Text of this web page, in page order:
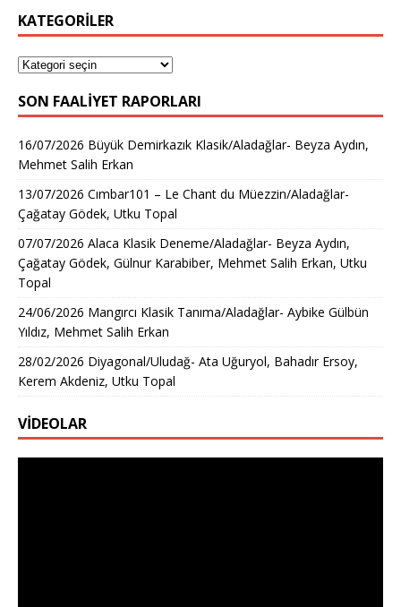
KATEGORİLER
SON FAALIYET RAPORLARI
16/07/2026 Büyük Demirkazık Klasik/Aladağlar- Beyza Aydın,
Mehmet Salih Erkan
13/07/2026 Cımbar101 – Le Chant du Müezzin/Aladağlar-
Çağatay Gödek, Utku Topal
07/07/2026 Alaca Klasik Deneme/Aladağlar- Beyza Aydın,
Çağatay Gödek, Gülnur Karabiber, Mehmet Salih Erkan, Utku
Topal
24/06/2026 Mangırcı Klasik Tanıma/Aladağlar- Aybike Gülbün
Yıldız, Mehmet Salih Erkan
28/02/2026 Diyagonal/Uludağ- Ata Uğuryol, Bahadır Ersoy,
Kerem Akdeniz, Utku Topal
VİDEOLAR